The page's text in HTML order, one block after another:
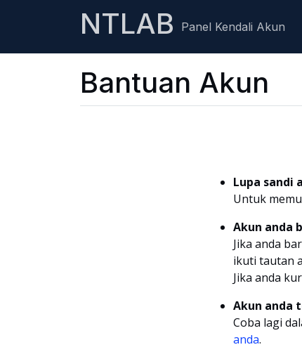
NTLAB Panel Kendali Akun
Bantuan Akun
Lupa sandi
Untuk
Akun anda
Jika anda
ikuti tautan
Jika anda
Akun anda
Coba lagi
anda.